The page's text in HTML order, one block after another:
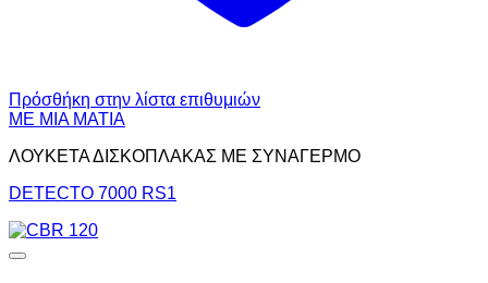
Πρόσθήκη στην λίστα επιθυμιών
ΜΕ ΜΙΑ ΜΑΤΙΑ
ΛΟΥΚΕΤΑ ΔΙΣΚΟΠΛΑΚΑΣ ΜΕ ΣΥΝΑΓΕΡΜΟ
DETECTO 7000 RS1